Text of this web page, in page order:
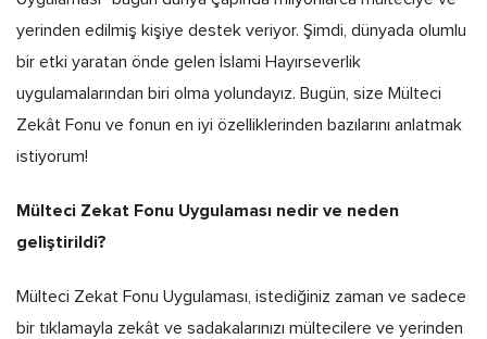
yerinden edilmiş kişiye destek veriyor. Şimdi, dünyada olumlu
bir etki yaratan önde gelen İslami Hayırseverlik
uygulamalarından biri olma yolundayız. Bugün, size Mülteci
Zekât Fonu ve fonun en iyi özelliklerinden bazılarını anlatmak
istiyorum!
Mülteci Zekat Fonu Uygulaması nedir ve neden
geliştirildi?
Mülteci Zekat Fonu Uygulaması, istediğiniz zaman ve sadece
bir tıklamayla zekât ve sadakalarınızı mültecilere ve yerinden